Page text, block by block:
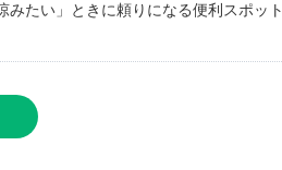
みたい」ときに頼りになる便利スポット